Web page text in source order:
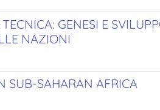
GENESI E
NAZIONI
SUB-SAHARAN AFRICA